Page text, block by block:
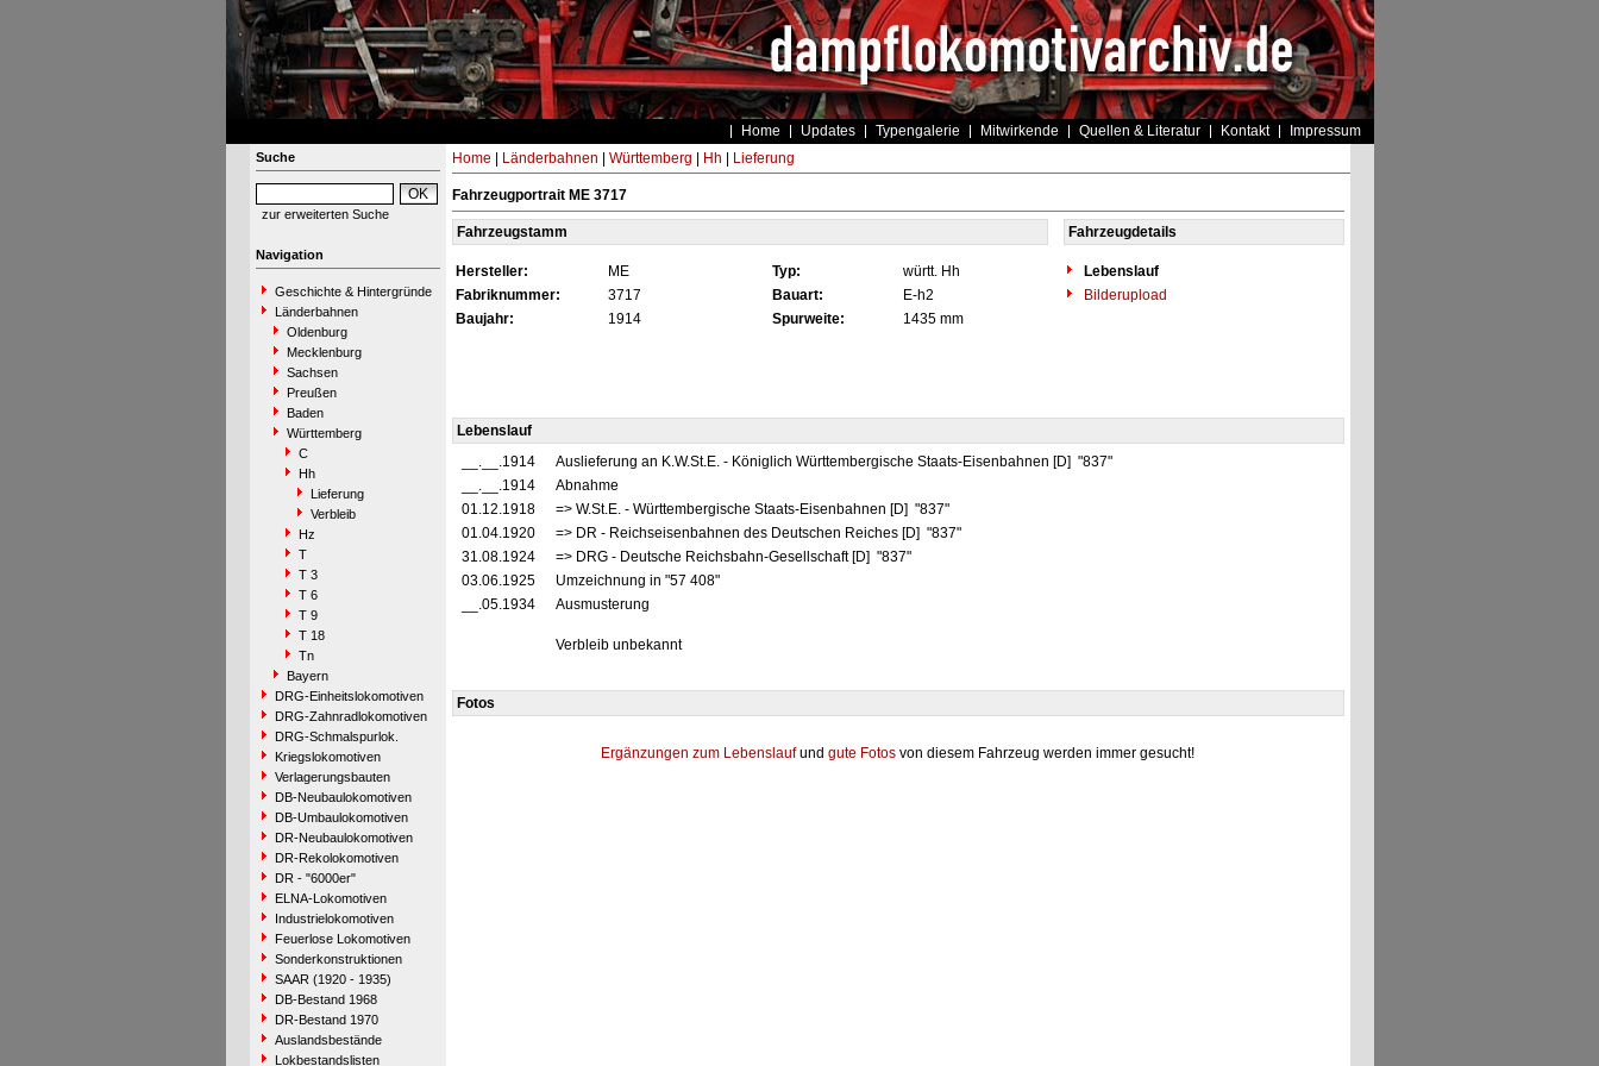
Home Updates Typengalerie Mitwirkende Quellen & Literatur Kontakt Impressum
Suche
zur erweiterten Suche
Navigation
Geschichte & Hintergründe
Länderbahnen
Oldenburg
Mecklenburg
Sachsen
Preußen
Baden
Württemberg
C
Hh
Lieferung
Verbleib
Hz
T
T 3
T 6
T 9
T 18
Tn
Bayern
DRG-Einheitslokomotiven
DRG-Zahnradlokomotiven
DRG-Schmalspurlok.
Kriegslokomotiven
Verlagerungsbauten
DB-Neubaulokomotiven
DB-Umbaulokomotiven
DR-Neubaulokomotiven
DR-Rekolokomotiven
DR - "6000er"
ELNA-Lokomotiven
Industrielokomotiven
Feuerlose Lokomotiven
Sonderkonstruktionen
SAAR (1920 - 1935)
DB-Bestand 1968
DR-Bestand 1970
Auslandsbestände
Lokbestandslisten
Home Länderbahnen Württemberg Hh Lieferung
Fahrzeugportrait ME 3717
Fahrzeugstamm Fahrzeugdetails
Hersteller: ME Typ: württ. Hh
Lebenslauf
Fabriknummer:
3717 Bauart: E-h2
Bilderupload
Baujahr:
1914 Spurweite: 1435 mm
Lebenslauf
__.__.1914
Auslieferung an K.W.St.E. - Königlich Württembergische Staats-Eisenbahnen [D] "837"
__.__.1914
Abnahme
01.12.1918
=> W.St.E. - Württembergische Staats-Eisenbahnen [D] "837"
01.04.1920
=> DR - Reichseisenbahnen des Deutschen Reiches [D] "837"
31.08.1924
=> DRG - Deutsche Reichsbahn-Gesellschaft [D] "837"
03.06.1925
Umzeichnung in "57 408"
__.05.1934
Ausmusterung
Verbleib unbekannt
Fotos
Ergänzungen zum Lebenslaufund gute Fotos von diesem Fahrzeug werden immer gesucht!